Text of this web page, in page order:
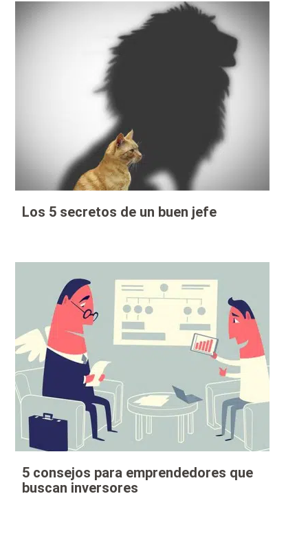
Los 5 secretos de un buen jefe
5 consejos para emprendedores que
buscan inversores